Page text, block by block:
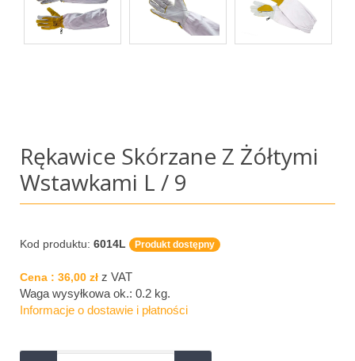
Rękawice Skórzane Z Żółtymi
Wstawkami L / 9
Kod produktu: 6014L Produkt dostępny
Cena : 36,00 zł z VAT
Waga wysyłkowa ok.: 0.2 kg.
Informacje o dostawie i płatności